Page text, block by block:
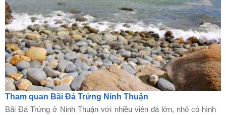
Tham quan Bãi Đá Trứng Ninh Thuận
Bãi Đá Trứng ở Ninh Thuận với nhiều viên đá lớn, nhỏ có hình